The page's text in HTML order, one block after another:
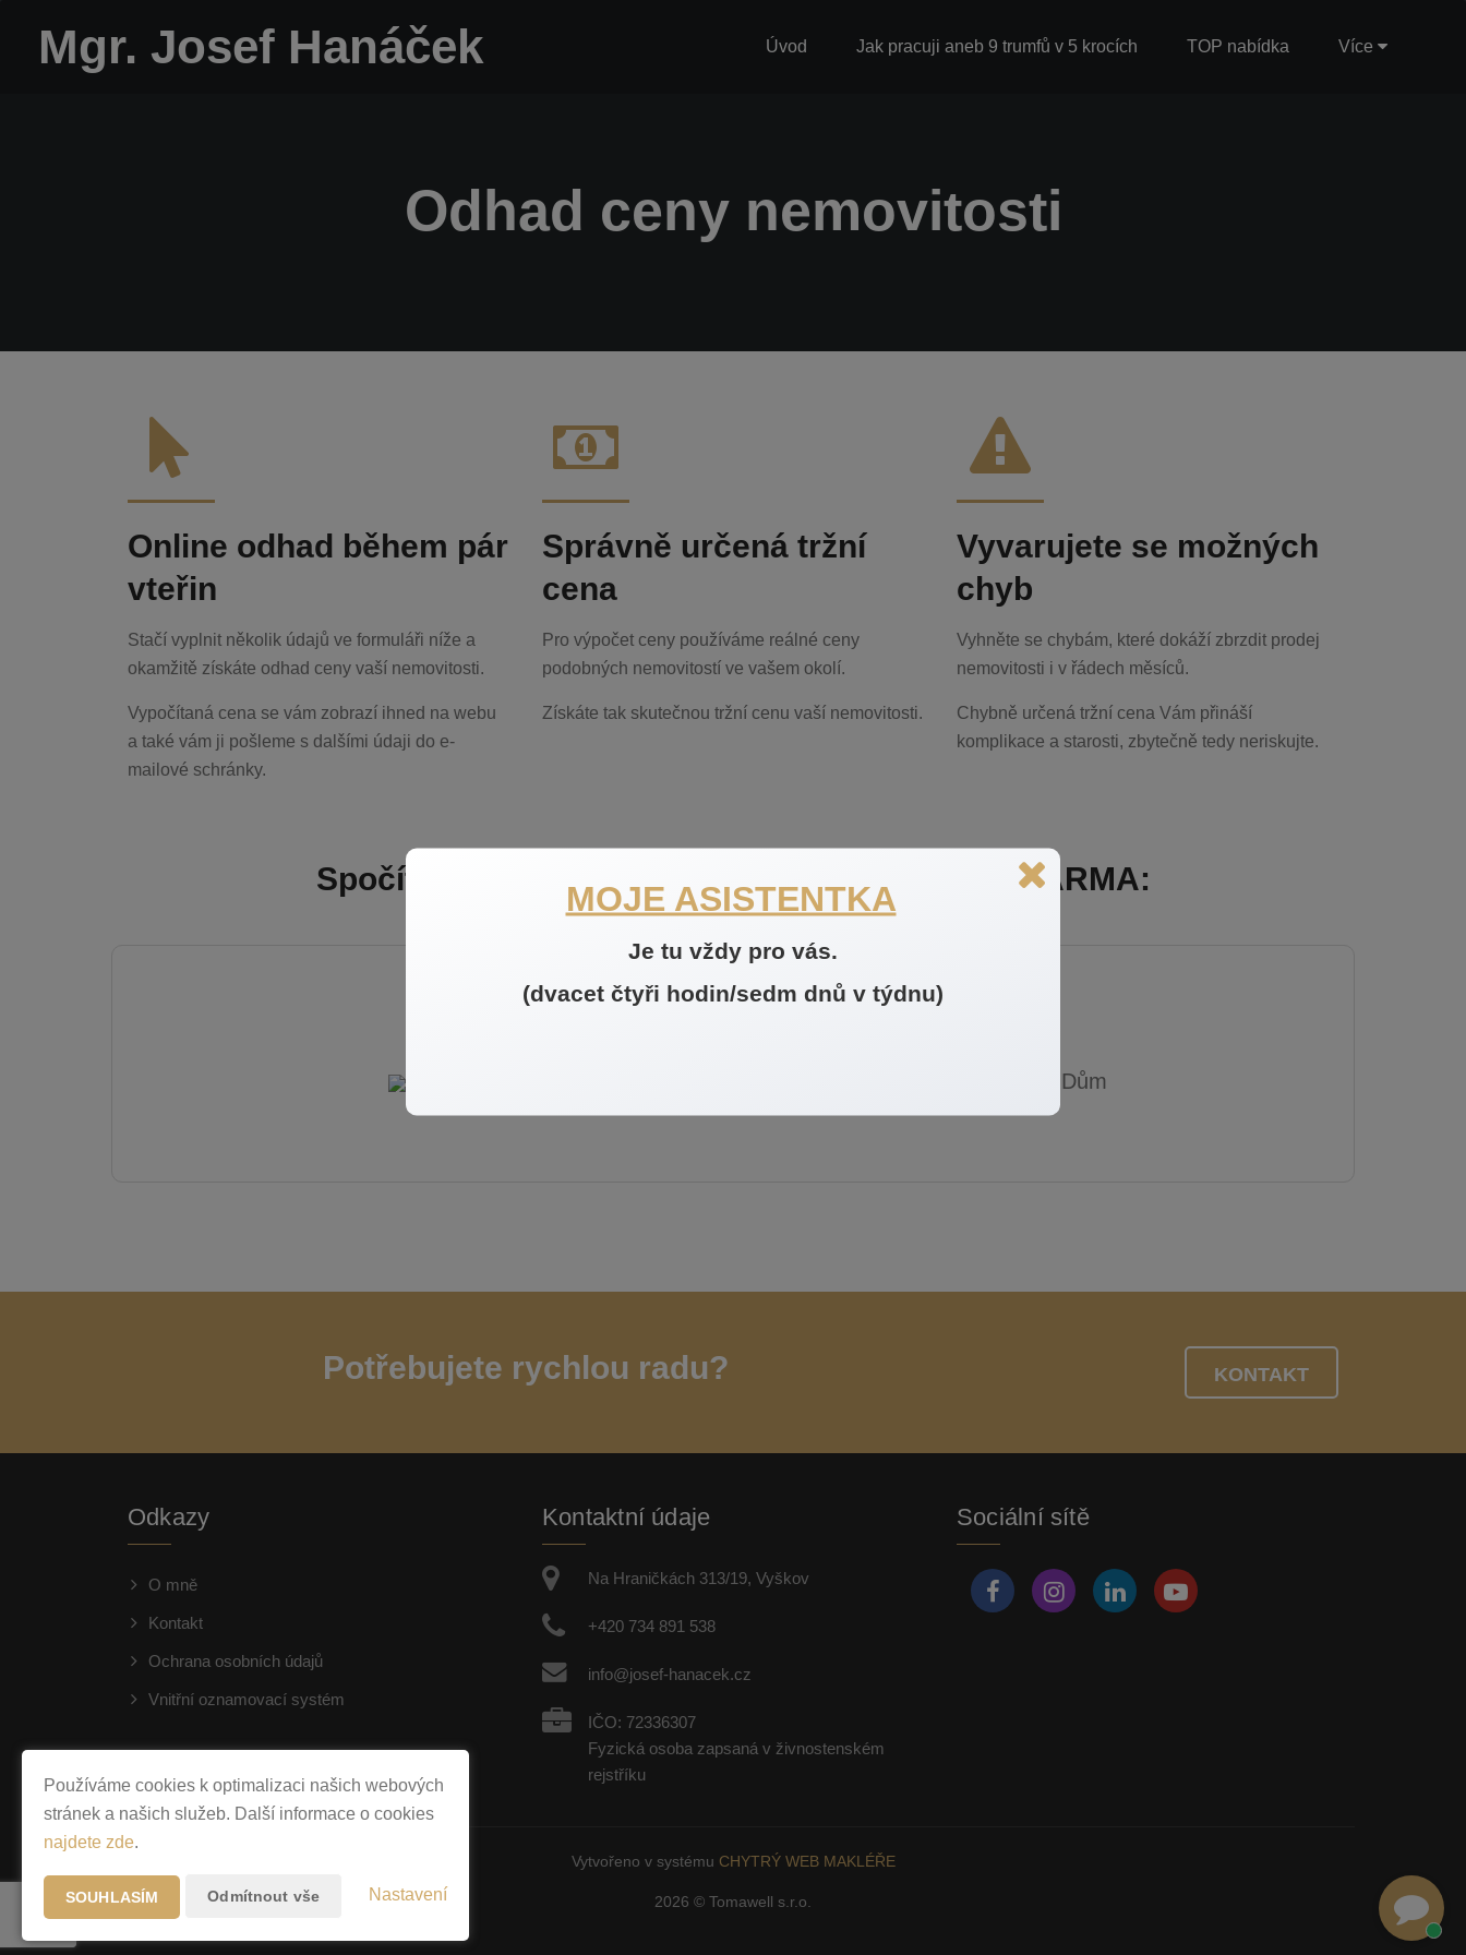
Mgr. Josef Hanáček Úvod Jak pracuji aneb 9 trumfů v 5 krocích TOP nabídka Více
Odhad ceny nemovitosti
Online odhad během pár
vteřin
Stačí vyplnit několik údajů ve formuláři níže a
okamžitě získáte odhad ceny vaší nemovitosti.
Vypočítaná cena se vám zobrazí ihned na webu
a také vám ji pošleme s dalšími údaji do e-
mailové schránky.
Správně určená tržní
cena
Pro výpočet ceny používáme reálné ceny
podobných nemovitostí ve vašem okolí.
Získáte tak skutečnou tržní cenu vaší nemovitosti.
Vyvarujete se možných
chyb
Vyhněte se chybám, které dokáží zbrzdit prodej
nemovitosti i v řádech měsíců.
Chybně určená tržní cena Vám přináší
komplikace a starosti, zbytečně tedy neriskujte.
Spočítejte si tržní hodnotu vaší nemovitosti ZDARMA:
Dům
Potřebujete rychlou radu? KONTAKT
Odkazy
O mně
Kontakt
Ochrana osobních údajů
Vnitřní oznamovací systém
Kontaktní údaje
Na Hraničkách 313/19, Vyškov
+420 734 891 538
info@josef-hanacek.cz
IČO: 72336307
Fyzická osoba zapsaná v živnostenském
rejstříku
Sociální sítě
Vytvořeno v systému CHYTRÝ WEB MAKLÉŘE
2026 © Tomawell s.r.o.
Používáme cookies k optimalizaci našich webových
stránek a našich služeb. Další informace o cookies
najdete zde.
SOUHLASÍM Odmítnout vše Nastavení
MOJE ASISTENTKA
Je tu vždy pro vás.
(dvacet čtyři hodin/sedm dnů v týdnu)